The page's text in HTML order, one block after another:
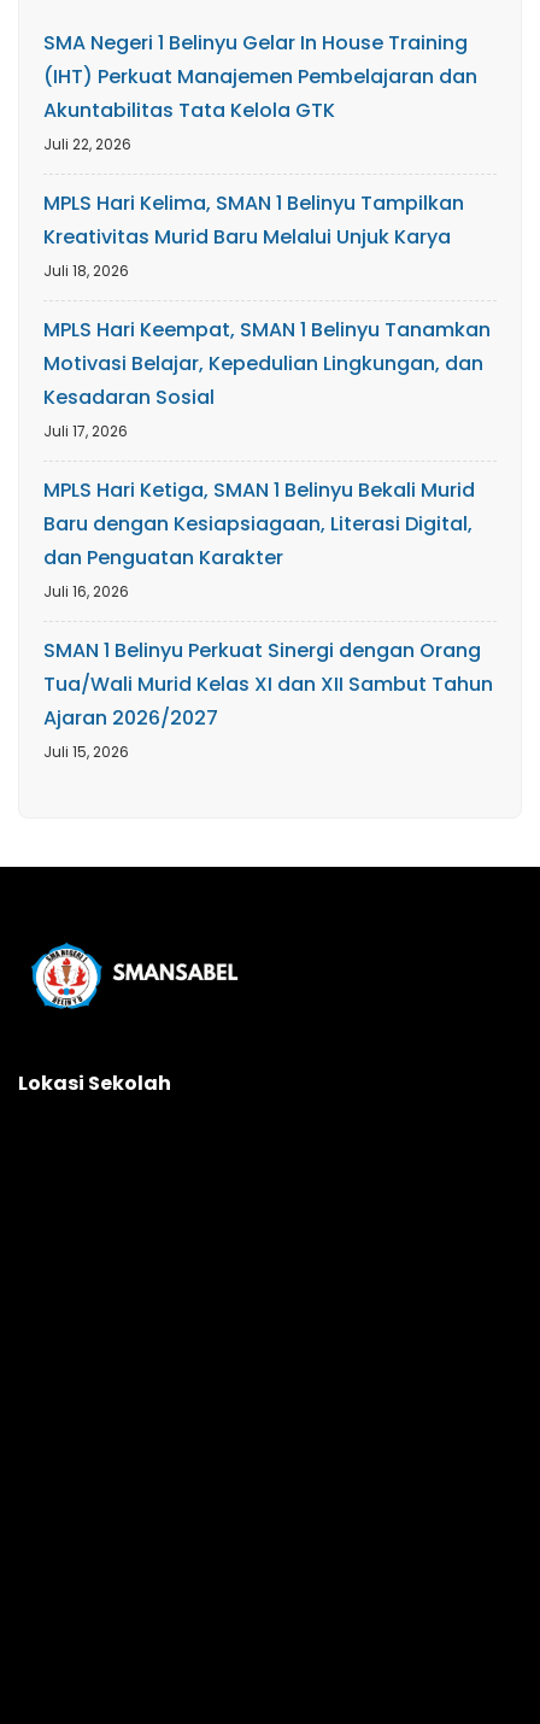
SMA Negeri 1 Belinyu Gelar In House Training
(IHT) Perkuat Manajemen Pembelajaran dan
Akuntabilitas Tata Kelola GTK
Juli 22, 2026
MPLS Hari Kelima, SMAN 1 Belinyu Tampilkan
Kreativitas Murid Baru Melalui Unjuk Karya
Juli 18, 2026
MPLS Hari Keempat, SMAN 1 Belinyu Tanamkan
Motivasi Belajar, Kepedulian Lingkungan, dan
Kesadaran Sosial
Juli 17, 2026
MPLS Hari Ketiga, SMAN 1 Belinyu Bekali Murid
Baru dengan Kesiapsiagaan, Literasi Digital,
dan Penguatan Karakter
Juli 16, 2026
SMAN 1 Belinyu Perkuat Sinergi dengan Orang
Tua/Wali Murid Kelas XI dan XII Sambut Tahun
Ajaran 2026/2027
Juli 15, 2026
Lokasi Sekolah